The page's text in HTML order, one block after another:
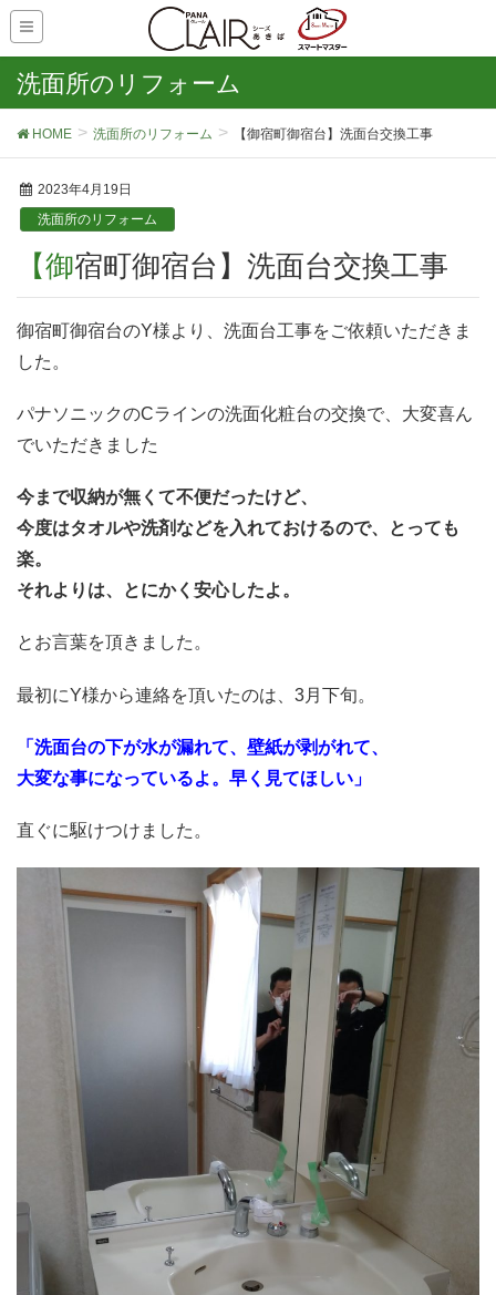
洗面所のリフォーム
HOME 洗面所のリフォーム 【御宿町御宿台】洗面台交換工事
2023年4月19日
洗面所のリフォーム
【御宿町御宿台】洗面台交換工事
御宿町御宿台のY様より、洗面台工事をご依頼いただきま
した。
パナソニックのCラインの洗面化粧台の交換で、大変喜ん
でいただきました
今まで収納が無くて不便だったけど、
今度はタオルや洗剤などを入れておけるので、とっても
楽。
それよりは、とにかく安心したよ。
とお言葉を頂きました。
最初にY様から連絡を頂いたのは、3月下旬。
「洗面台の下が水が漏れて、壁紙が剥がれて、
大変な事になっているよ。早く見てほしい」
直ぐに駆けつけました。